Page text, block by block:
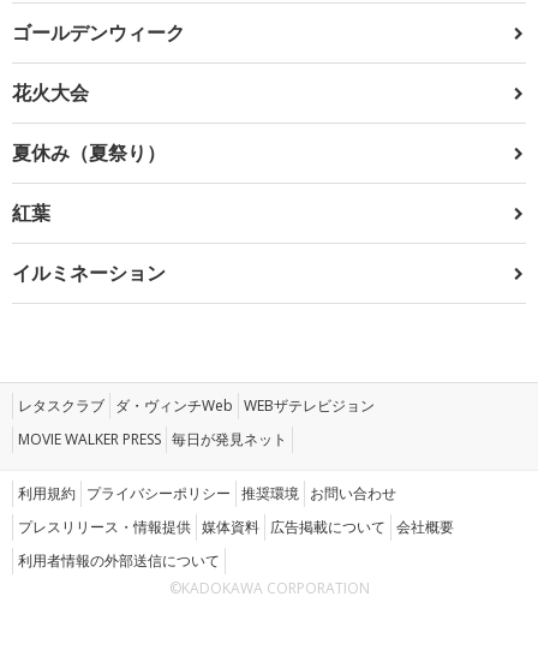
ゴールデンウィーク
花火大会
夏休み（夏祭り）
紅葉
イルミネーション
レタスクラブ ダ・ヴィンチWeb WEBザテレビジョン
MOVIE WALKER PRESS 毎日が発見ネット
利用規約 プライバシーポリシー 推奨環境 お問い合わせ
プレスリリース・情報提供 媒体資料 広告掲載について 会社概要
利用者情報の外部送信について
©KADOKAWA CORPORATION